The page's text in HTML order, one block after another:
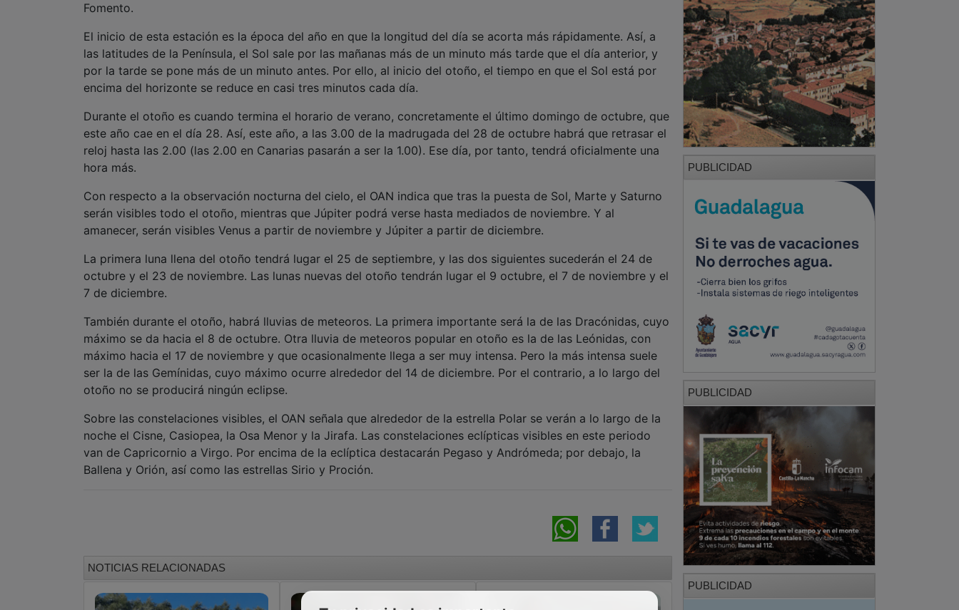
Fomento.
El inicio de esta estación es la época del año en que la longitud del día se acorta más rápidamente. Así, a
las latitudes de la Península, el Sol sale por las mañanas más de un minuto más tarde que el día anterior, y
por la tarde se pone más de un minuto antes. Por ello, al inicio del otoño, el tiempo en que el Sol está por
encima del horizonte se reduce en casi tres minutos cada día.
Durante el otoño es cuando termina el horario de verano, concretamente el último domingo de octubre, que
este año cae en el día 28. Así, este año, a las 3.00 de la madrugada del 28 de octubre habrá que retrasar el
reloj hasta las 2.00 (las 2.00 en Canarias pasarán a ser la 1.00). Ese día, por tanto, tendrá oficialmente una
hora más.
Con respecto a la observación nocturna del cielo, el OAN indica que tras la puesta de Sol, Marte y Saturno
serán visibles todo el otoño, mientras que Júpiter podrá verse hasta mediados de noviembre. Y al
amanecer, serán visibles Venus a partir de noviembre y Júpiter a partir de diciembre.
La primera luna llena del otoño tendrá lugar el 25 de septiembre, y las dos siguientes sucederán el 24 de
octubre y el 23 de noviembre. Las lunas nuevas del otoño tendrán lugar el 9 octubre, el 7 de noviembre y el
7 de diciembre.
También durante el otoño, habrá lluvias de meteoros. La primera importante será la de las Dracónidas, cuyo
máximo se da hacia el 8 de octubre. Otra lluvia de meteoros popular en otoño es la de las Leónidas, con
máximo hacia el 17 de noviembre y que ocasionalmente llega a ser muy intensa. Pero la más intensa suele
ser la de las Gemínidas, cuyo máximo ocurre alrededor del 14 de diciembre. Por el contrario, a lo largo del
otoño no se producirá ningún eclipse.
Sobre las constelaciones visibles, el OAN señala que alrededor de la estrella Polar se verán a lo largo de la
noche el Cisne, Casiopea, la Osa Menor y la Jirafa. Las constelaciones eclípticas visibles en este periodo
van de Capricornio a Virgo. Por encima de la eclíptica destacarán Pegaso y Andrómeda; por debajo, la
Ballena y Orión, así como las estrellas Sirio y Proción.
NOTICIAS RELACIONADAS
PUBLICIDAD
PUBLICIDAD
PUBLICIDAD